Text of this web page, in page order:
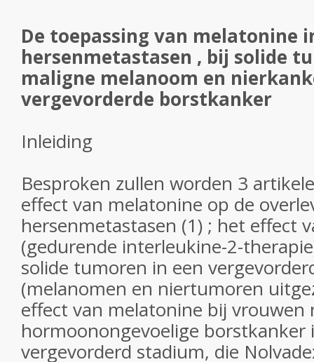
De toepassing van melatonine
hersenmetastasen , bij solide
maligne melanoom en
vergevorderde borstkanker
Inleiding
Besproken zullen worden 3
effect van melatonine op de
hersenmetastasen (1) ; het effect
(gedurende interleukine-2-
solide tumoren in een
(melanomen en niertumoren
effect van melatonine bij vrouwen
hormoonongevoelige borstkanker
vergevorderd stadium, die